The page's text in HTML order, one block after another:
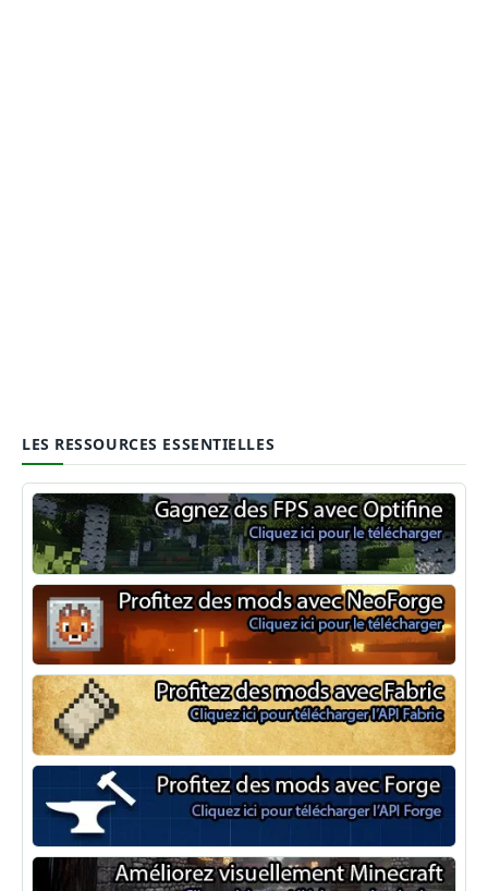
LES RESSOURCES ESSENTIELLES
Optifine
NeoForge
Minecraft Fabric
Minecraft Forge